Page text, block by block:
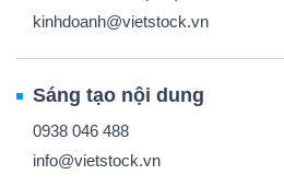
kinhdoanh@vietstock.vn
Sáng tạo nội dung
0938 046 488
info@vietstock.vn